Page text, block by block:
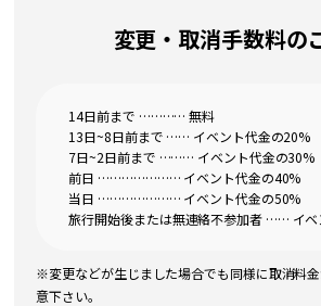
変更・取消手数料の
14日前まで ………… 無料
13日~8日前まで …… イベント代金の20%
7日~2日前まで ……… イベント代金の30%
前日 ………………… イベント代金の40%
当日 ………………… イベント代金の50%
旅行開始後または無連絡不参加者 …… イ
※変更などが生じました場合でも同様に取消料
意下さい。